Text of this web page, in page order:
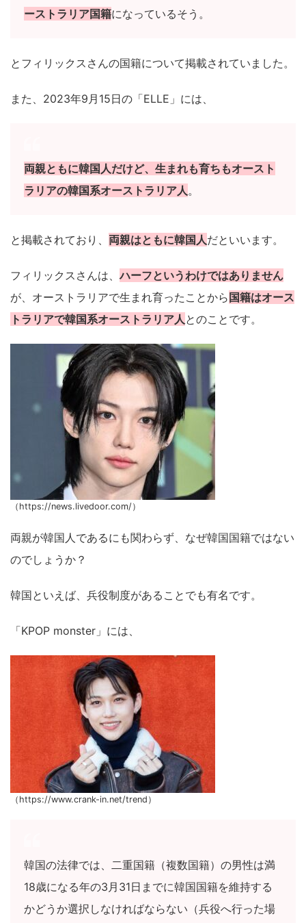
ーストラリア国籍になっているそう。
とフィリックスさんの国籍について掲載されていました。
また、2023年9月15日の「ELLE」には、
両親ともに韓国人だけど、生まれも育ちもオースト
ラリアの韓国系オーストラリア人。
と掲載されており、 両親はともに韓国人だといいます。
フィリックスさんは、ハーフというわけではありません
が、オーストラリアで生まれ育ったことから 国籍はオース
トラリアで韓国系オーストラリア人とのことです。
（https://news.livedoor.com/）
両親が韓国人であるにも関わらず、なぜ韓国国籍ではない
のでしょうか？
韓国といえば、兵役制度があることでも有名です。
「KPOP monster」には、
（https://www.crank-in.net/trend）
韓国の法律では、二重国籍（複数国籍）の男性は満
18歳になる年の3月31日までに韓国国籍を維持する
かどうか選択しなければならない（兵役へ行った場